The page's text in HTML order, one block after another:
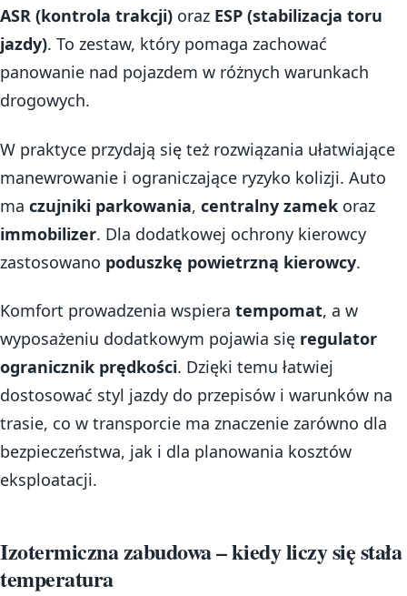
ASR (kontrola trakcji) oraz ESP (stabilizacja toru
jazdy). To zestaw, który pomaga zachować
panowanie nad pojazdem w różnych warunkach
drogowych.
W praktyce przydają się też rozwiązania ułatwiające
manewrowanie i ograniczające ryzyko kolizji. Auto
ma czujniki parkowania, centralny zamek oraz
immobilizer. Dla dodatkowej ochrony kierowcy
zastosowano poduszkę powietrzną kierowcy.
Komfort prowadzenia wspiera tempomat, a w
wyposażeniu dodatkowym pojawia się regulator
ogranicznik prędkości. Dzięki temu łatwiej
dostosować styl jazdy do przepisów i warunków na
trasie, co w transporcie ma znaczenie zarówno dla
bezpieczeństwa, jak i dla planowania kosztów
eksploatacji.
Izotermiczna zabudowa – kiedy liczy się stała
temperatura